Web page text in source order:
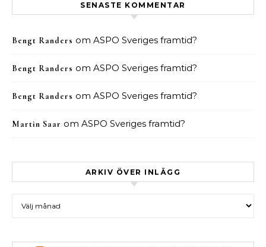
SENASTE KOMMENTAR
Bengt Randers om ASPO Sveriges framtid?
Bengt Randers om ASPO Sveriges framtid?
Bengt Randers om ASPO Sveriges framtid?
Martin Saar om ASPO Sveriges framtid?
ARKIV ÖVER INLÄGG